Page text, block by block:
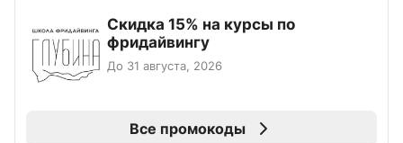
Скидка 15% на курсы по
фридайвингу
До 31 августа, 2026
Все промокоды